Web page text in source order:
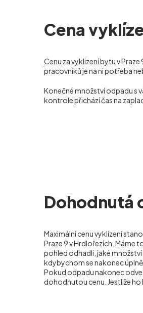
Cena
Cenu za vyklizení bytuv
pracovníků je na ni potřeba
Konečné množství odpadu s
kontrole přichází čas na
Dohodnutá
Maximální cenu vyklízení
Praze 9 v Hrdlořezích. Máme
pohled odhadli, jaké
kdybychom se nakonec úplně
Pokud odpadu nakonec
dohodnutou cenu. Jestliže ho